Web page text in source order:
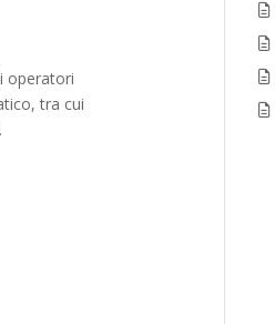
operatori
tra cui